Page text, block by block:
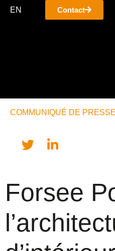
EN Contact
COMMUNIQUÉ DE PRESSE
Forsee